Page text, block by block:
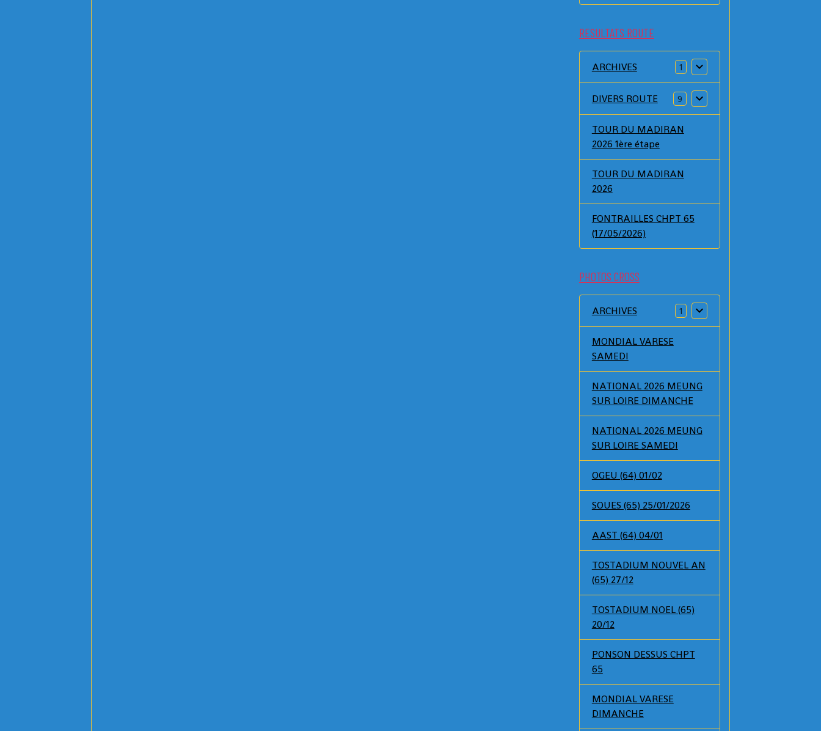
RESULTATS ROUTE
ARCHIVES 1
DIVERS ROUTE 9
TOUR DU MADIRAN
2026 1ère étape
TOUR DU MADIRAN
2026
FONTRAILLES CHPT 65
(17/05/2026)
PHOTOS CROSS
ARCHIVES 1
MONDIAL VARESE
SAMEDI
NATIONAL 2026 MEUNG
SUR LOIRE DIMANCHE
NATIONAL 2026 MEUNG
SUR LOIRE SAMEDI
OGEU (64) 01/02
SOUES (65) 25/01/2026
AAST (64) 04/01
TOSTADIUM NOUVEL AN
(65) 27/12
TOSTADIUM NOEL (65)
20/12
PONSON DESSUS CHPT
65
MONDIAL VARESE
DIMANCHE